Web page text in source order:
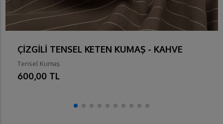
ÇİZGİLİ TENSEL KETEN KUMAŞ - KAHVE
Tensel Kumaş
600,00 TL